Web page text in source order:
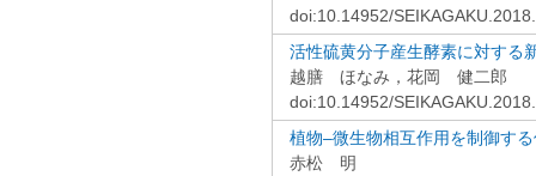
doi:10.14952/
活性硫黄分子産生酵素に対する
越膳 ほなみ，花岡 健二郎
doi:10.14952/
植物–微生物相互作用を制御す
赤松 明